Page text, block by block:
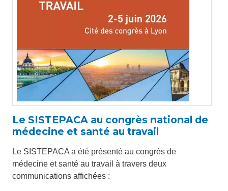
Le SISTEPACA au congrès national de
médecine et santé au travail
Le SISTEPACA a été présenté au congrès de
médecine et santé au travail à travers deux
communications affichées :